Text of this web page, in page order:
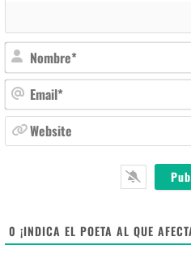
0 ¡INDICA EL POETA AL QUE